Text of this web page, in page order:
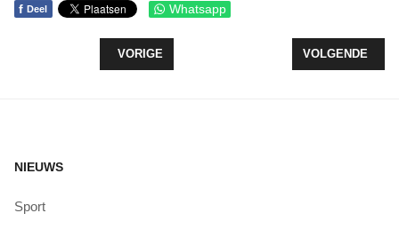
f Deel Whatsapp
VORIG ARTIKEL: GRENZELOOS ONTMOETEN
VORIGE VOLGENDE
VOLGENDE
NIEUWS
Sport